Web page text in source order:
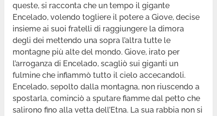
queste, si racconta che un tempo il gigante
Encelado, volendo togliere il potere a Giove, decise
insieme ai suoi fratelli di raggiungere la dimora
degli dei mettendo una sopra l’altra tutte le
montagne più alte del mondo. Giove, irato per
l’arroganza di Encelado, scagliò sui giganti un
fulmine che infiammò tutto il cielo accecandoli.
Encelado, sepolto dalla montagna, non riuscendo a
spostarla, cominciò a sputare fiamme dal petto che
salirono fino alla vetta dell’Etna. La sua rabbia non si